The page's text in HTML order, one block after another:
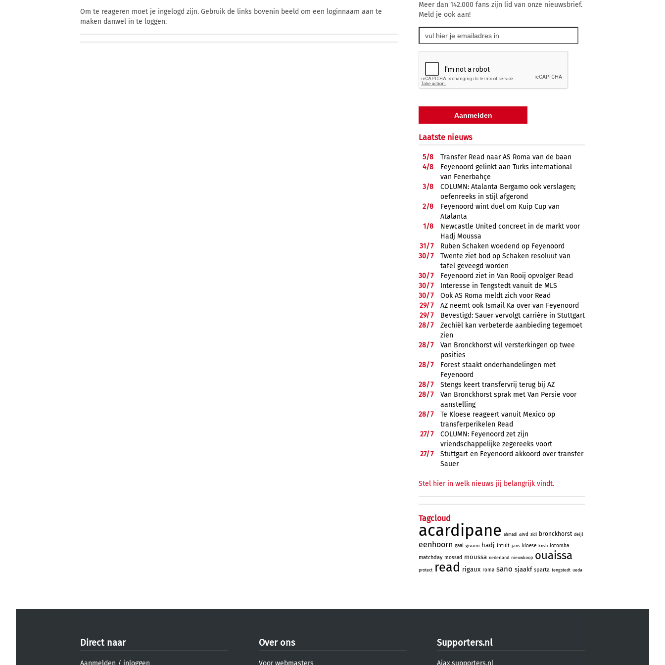
Om te reageren moet je ingelogd zijn. Gebruik de links bovenin beeld om een loginnaam aan te
maken danwel in te loggen.
Meer dan 142.000 fans zijn lid van onze nieuwsbrief.
Meld je ook aan!
Laatste nieuws
5/8
Transfer Read naar AS Roma van de baan
4/8
Feyenoord gelinkt aan Turks international
van Fenerbahçe
3/8
COLUMN: Atalanta Bergamo ook verslagen;
oefenreeks in stijl afgerond
2/8
Feyenoord wint duel om Kuip Cup van
Atalanta
1/8
Newcastle United concreet in de markt voor
Hadj Moussa
31/7
Ruben Schaken woedend op Feyenoord
30/7
Twente ziet bod op Schaken resoluut van
tafel geveegd worden
30/7
Feyenoord ziet in Van Rooij opvolger Read
30/7
Interesse in Tengstedt vanuit de MLS
30/7
Ook AS Roma meldt zich voor Read
29/7
AZ neemt ook Ismail Ka over van Feyenoord
29/7
Bevestigd: Sauer vervolgt carrière in Stuttgart
28/7
Zechiël kan verbeterde aanbieding tegemoet
zien
28/7
Van Bronckhorst wil versterkingen op twee
posities
28/7
Forest staakt onderhandelingen met
Feyenoord
28/7
Stengs keert transfervrij terug bij AZ
28/7
Van Bronckhorst sprak met Van Persie voor
aanstelling
28/7
Te Kloese reageert vanuit Mexico op
transferperikelen Read
27/7
COLUMN: Feyenoord zet zijn
vriendschappelijke zegereeks voort
27/7
Stuttgart en Feyenoord akkoord over transfer
Sauer
Stel hier in welk nieuws jij belangrijk vindt.
Tagcloud
acardipane ahmadi aivd aldi bronckhorst deijl
eenhoorn gaal givairo hadj intuit jans kloese knvb lotomba
matchday mossad moussa nederland nieuwkoop ouaissa
protect read rigaux roma sano sjaakf sparta tengstedt ueda
Direct naar
Aanmelden / inloggen
Over ons
Voor webmasters
Supporters.nl
Ajax.supporters.nl